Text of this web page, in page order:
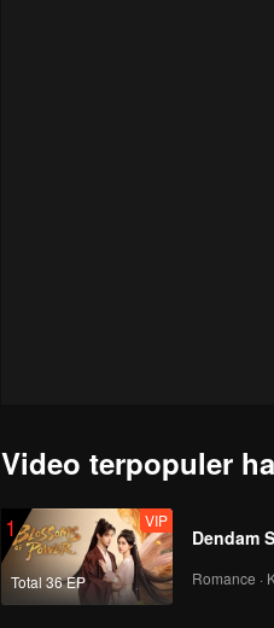
Video terpopuler
1
Total 36 EP
VIP
Dendam
Romance ·